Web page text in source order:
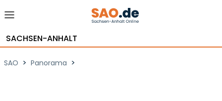
SACHSEN-ANHALT
SAO > Panorama >